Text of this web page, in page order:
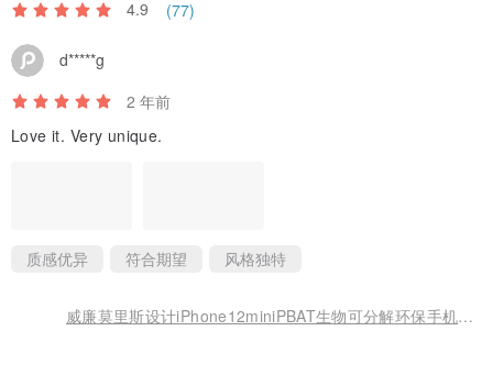
d*****g
2 年前
Love it. Very unique.
质感优异 符合期望 风格独特